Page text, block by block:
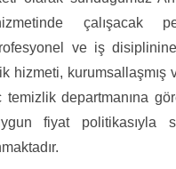
çalışacak
ve iş
hizmeti,
departmanına
fiyat politikasıyla